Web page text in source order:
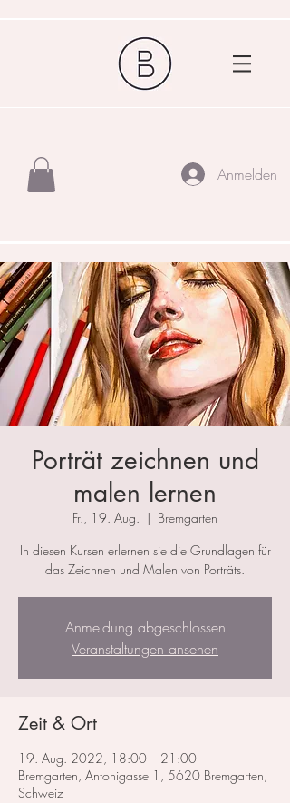
Anmelden
Porträt zeichnen und
malen lernen
Fr., 19. Aug.
  |
Bremgarten
In diesen Kursen erlernen sie die Grundlagen für
das Zeichnen und Malen von Porträts.
Anmeldung abgeschlossen
Veranstaltungen ansehen
Zeit & Ort
19. Aug. 2022, 18:00 – 21:00
Bremgarten, Antonigasse 1, 5620 Bremgarten,
Schweiz